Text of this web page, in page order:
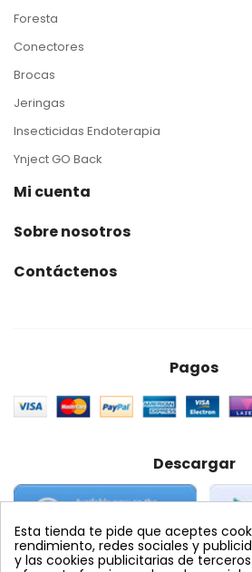
Foresta
Conectores
Brocas
Jeringas
Insecticidas Endoterapia
Ynject GO Back
Mi cuenta
Sobre nosotros
Contáctenos
Pagos
Descargar
Esta tienda te pide que aceptes
rendimiento, redes sociales y
y las cookies publicitarias de